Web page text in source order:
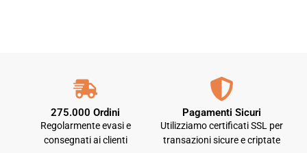
275.000 Ordini
Regolarmente evasi e
consegnati ai clienti
Pagamenti Sicuri
Utilizziamo certificati SSL per
transazioni sicure e criptate